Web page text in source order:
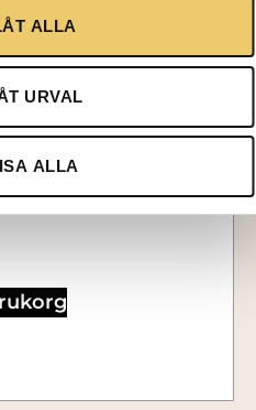
ALLA
URVAL
ALLA